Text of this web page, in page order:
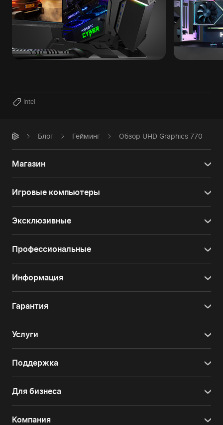
Intel
Блог Гейминг Обзор UHD Graphics 770
Магазин
Игровые компьютеры
Эксклюзивные
Профессиональные
Информация
Гарантия
Услуги
Поддержка
Для бизнеса
Компания